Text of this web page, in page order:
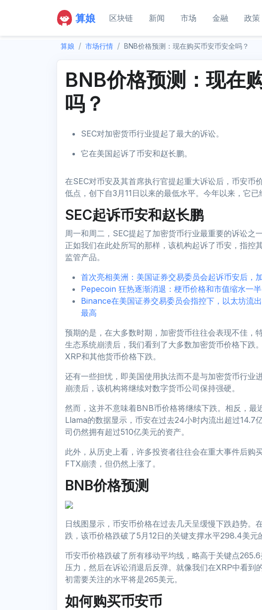
算娘 区块链 新闻 市场 金融 政策
算娘 市场行情 BNB价格预测：现在购买币安币安全吗？
BNB价格预测：现在
吗？
SEC对加密货币行业提起了最大的诉讼。
它在美国起诉了币安和赵长鹏。
在SEC对币安及其首席执行官提起重大诉讼后，币安币
低点，创下自3月11日以来的最低水平。今年以来，它已
SEC起诉币安和赵长鹏
周一和周二，SEC提起了加密货币行业最重要的诉讼之
正如我们在此处所写的那样，该机构起诉了币安，指控
监管产品。
首次亮相美洲：美国证券交易委员会起诉币安后，
Pepecoin 狂热逐渐消退：梗币价格和市值缩水一半
Binance在美国证券交易委员会指控下，以太坊流
最高
预期的是，在大多数时期，加密货币往往会表现不佳
生态系统崩溃后，我们看到了大多数加密货币价格下跌
XRP和其他货币价格下跌。
还有一些担忧，即美国使用执法而不是与加密货币行业
崩溃后，该机构将继续对数字货币公司保持强硬。
然而，这并不意味着BNB币价格将继续下跌。相反，最
Llama的数据显示，币安在过去24小时内流出超过14.7
司仍然拥有超过510亿美元的资产。
此外，从历史上看，许多投资者往往会在重大事件后购
FTX崩溃，但仍然上涨了。
BNB价格预测
日线图显示，币安币价格在过去几天呈缓慢下跌趋势。
跌，该币价格跌破了5月12日的关键支撑水平298.4美元
币安币价格跌破了所有移动平均线，略高于关键点
压力，然后在诉讼消退后反弹。就像我们在XRP中看到
初需要关注的水平将是265美元。
如何购买币安币